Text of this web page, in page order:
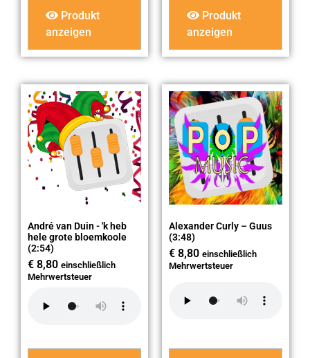
Produkt
anzeigen
Produkt
anzeigen
André van Duin - 'k heb
hele grote bloemkoole
(2:54)
€ 8,80 einschließlich
Mehrwertsteuer
Alexander Curly – Guus
(3:48)
€ 8,80 einschließlich
Mehrwertsteuer